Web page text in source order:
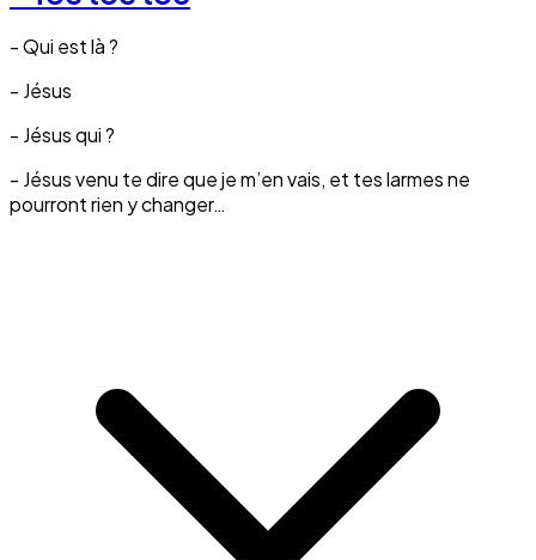
- Qui est là ?
- Jésus
- Jésus qui ?
- Jésus venu te dire que je m’en vais, et tes larmes ne
pourront rien y changer…